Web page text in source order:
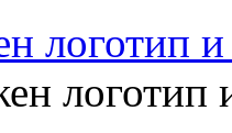
логотип